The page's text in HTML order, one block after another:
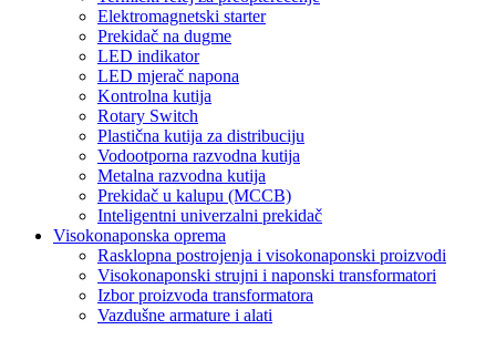
Elektromagnetski starter
Prekidač na dugme
LED indikator
LED mjerač napona
Kontrolna kutija
Rotary Switch
Plastična kutija za distribuciju
Vodootporna razvodna kutija
Metalna razvodna kutija
Prekidač u kalupu (MCCB)
Inteligentni univerzalni prekidač
Visokonaponska oprema
Rasklopna postrojenja i visokonaponski proizvodi
Visokonaponski strujni i naponski transformatori
Izbor proizvoda transformatora
Vazdušne armature i alati